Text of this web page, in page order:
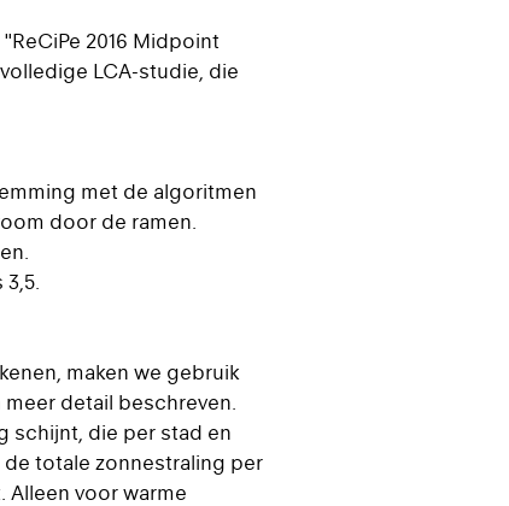
2016 Midpoint
LCA-studie, die
met de algoritmen
door de ramen.
maken we gebruik
detail beschreven.
schijnt, die per stad en
de totale zonnestraling per
Alleen voor warme